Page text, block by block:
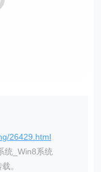
26429.html
统_Win8系统
。